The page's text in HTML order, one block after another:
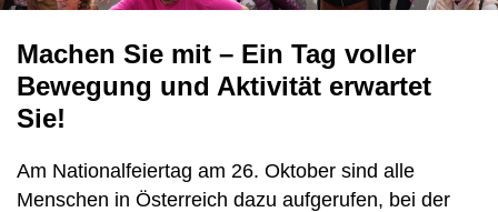
Machen Sie mit – Ein Tag voller
Bewegung und Aktivität erwartet
Sie!
Am Nationalfeiertag am 26. Oktober sind alle
Menschen in Österreich dazu aufgerufen, bei der